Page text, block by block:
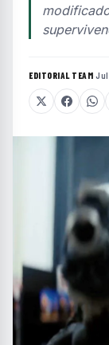
EDITORIAL TEAM·Jul